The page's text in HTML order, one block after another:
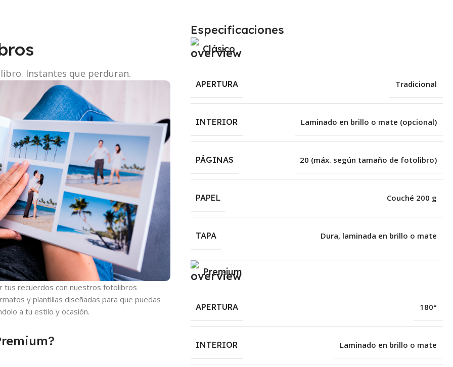
Instantes que perduran.
tus recuerdos con nuestros fotolibros
y plantillas diseñadas para que puedas
a tu estilo y ocasión.
Especificaciones
Clásico
APERTURA Tradicional
INTERIOR Laminado en brillo o mate (opcional)
PÁGINAS 20 (máx. según tamaño de fotolibro)
PAPEL Couché 200 g
TAPA Dura, laminada en brillo o mate
Premium
APERTURA 180°
INTERIOR Laminado en brillo o mate